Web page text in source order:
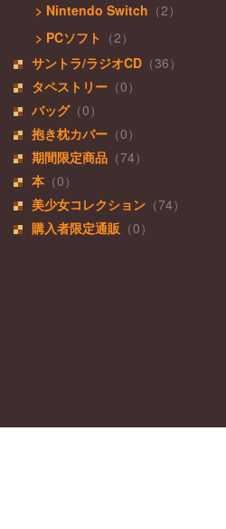
> Nintendo Switch （2）
> PCソフト （2）
サントラ/ラジオCD （36）
タペストリー （0）
バッグ（0）
抱き枕カバー （0）
期間限定商品 （74）
本 （0）
美少女コレクション （74）
購入者限定通販 （0）